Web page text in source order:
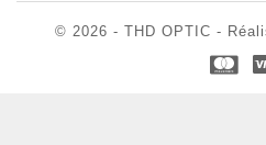
© 2026 - THD OPTIC -